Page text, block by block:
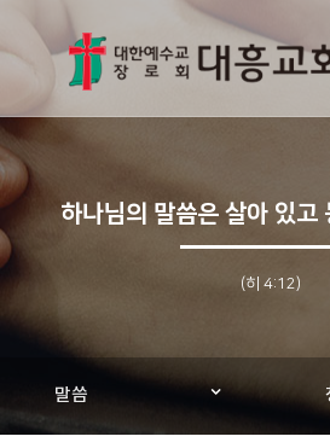
하나님의 말씀은 살아 있고
(히 4:12)
말씀